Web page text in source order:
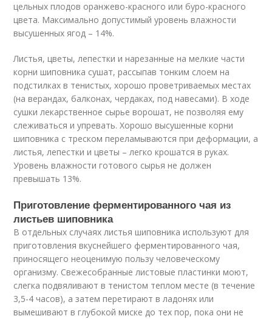
цельных плодов оранжево-красного или буро-красного
цвета. Максимально допустимый уровень влажности
высушенных ягод – 14%.
Листья, цветы, лепестки и нарезанные на мелкие части
корни шиповника сушат, рассыпав тонким слоем на
подстилках в тенистых, хорошо проветриваемых местах
(на верандах, балконах, чердаках, под навесами). В ходе
сушки лекарственное сырье ворошат, не позволяя ему
слеживаться и упревать. Хорошо высушенные корни
шиповника с треском переламываются при деформации, а
листья, лепестки и цветы – легко крошатся в руках.
Уровень влажности готового сырья не должен
превышать 13%.
Приготовление ферментированного чая из
листьев шиповника
В отдельных случаях листья шиповника используют для
приготовления вкуснейшего ферментированного чая,
приносящего неоценимую пользу человеческому
организму. Свежесобранные листовые пластинки моют,
слегка подвяливают в тенистом теплом месте (в течение
3,5-4 часов), а затем перетирают в ладонях или
вымешивают в глубокой миске до тех пор, пока они не